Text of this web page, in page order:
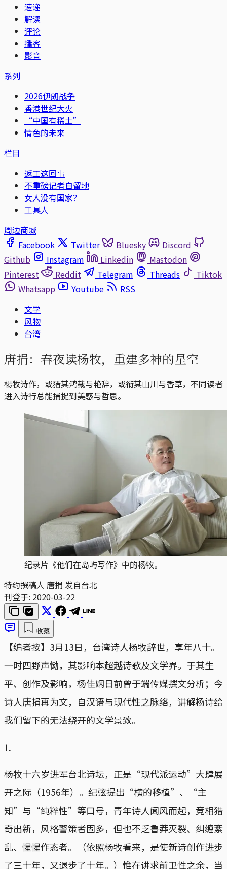
速递
解读
评论
播客
影音
系列
2026伊朗战争
香港世纪大火
“中国有稀土”
情色的未来
栏目
返工这回事
不重磅记者自留地
女人没有国家？
工具人
周边商城
Facebook
Twitter Bluesky
Discord
Github
Instagram Linkedin
Mastodon
Pinterest
Reddit Telegram Threads
Tiktok
Whatsapp
Youtube
RSS
文学
风物
台湾
唐捐：春夜读杨牧，重建多神的星空
楊牧诗作，或猎其鸿裁与艳辞，或衔其山川与香草，不同读者
进入诗行总能捕捉到美感与哲思。
纪录片《他们在岛屿写作》中的杨牧。
特约撰稿人 唐捐 发自台北
刊登于: 2020-03-22
收藏
【编者按】3月13日，台湾诗人杨牧辞世，享年八十。
一时四野声恸，其影响本超越诗歌及文学界。于其生
平、创作及影响，杨佳娴日前曾于端传媒撰文分析；今
诗人唐捐再为文，自汉语与现代性之脉络，讲解杨诗给
我们留下的无法绕开的文学景致。
1.
杨牧十六岁进军台北诗坛，正是“现代派运动”大肆展
开之际（1956年）。纪弦提出“横的移植”、“主
知”与“纯粹性”等口号，青年诗人闻风而起，竞相猎
奇出新，风格警策者固多，但也不乏鲁莽灭裂、纠缠紊
乱、惺惺作态者。（依照杨牧看来，是使新诗创作进步
了三十年，又退步了十年。）惟在讲求前卫性之余，当